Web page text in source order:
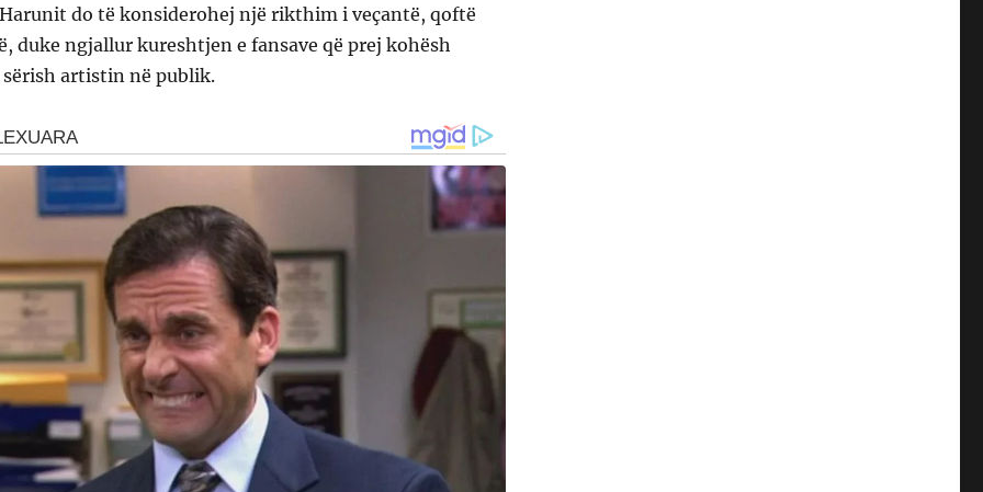
do të konsiderohej një rikthim i veçantë, qoftë
duke ngjallur kureshtjen e fansave që prej kohësh
artistin në publik.